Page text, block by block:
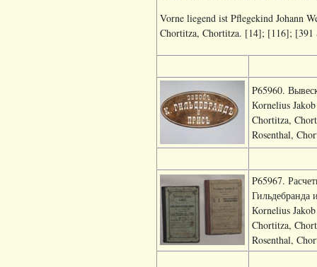
Vorne liegend ist Pflegekind Johann
Chortitza, Chortitza. [14]; [116]; [391
P65960.
Кornelius
Chortitza,
Rosenthal,
P65967.
Гильдебранда
Кornelius
Chortitza,
Rosenthal,